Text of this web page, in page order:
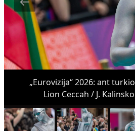
„Eurovizija“ 2026: ant
Lion Ceccah / J.